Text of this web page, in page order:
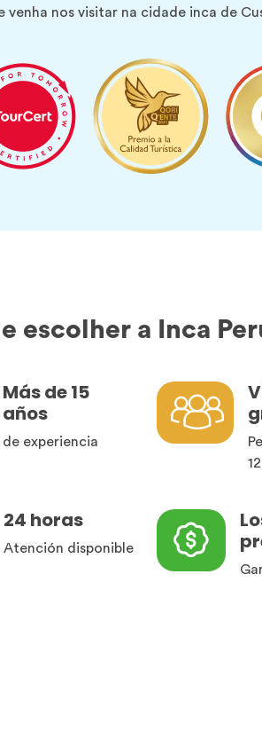
nos visitar na cidade inca de
escolher a Inca
Más de 15
años
de experiencia
12
24 horas
Atención disponible